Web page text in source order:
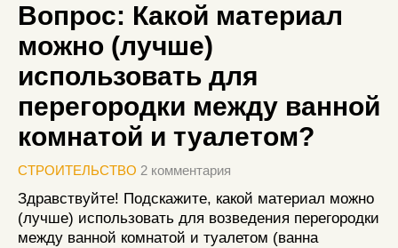
Вопрос: Какой материал
можно (лучше)
использовать для
перегородки между ванной
комнатой и туалетом?
СТРОИТЕЛЬСТВО 2 комментария
Здравствуйте! Подскажите, какой материал можно
(лучше) использовать для возведения перегородки
между ванной комнатой и туалетом (ванна